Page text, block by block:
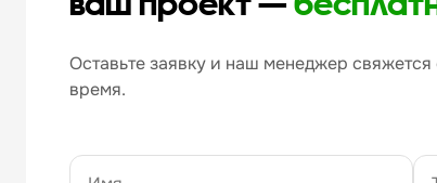
Оставьте заявку и наш менеджер
время.